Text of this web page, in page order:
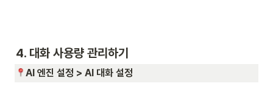
4. 대화 사용량 관리하기
AI 엔진 설정 > AI 대화 설정